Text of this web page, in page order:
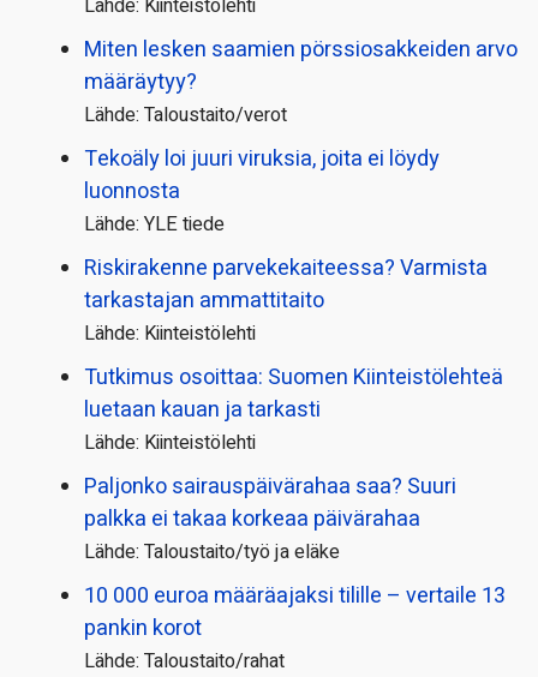
Lähde: Kiinteistölehti
Miten lesken saamien pörssi­osakkeiden arvo
määräytyy?
Lähde: Taloustaito/verot
Tekoäly loi juuri viruksia, joita ei löydy
luonnosta
Lähde: YLE tiede
Riskirakenne parvekekaiteessa? Varmista
tarkastajan ammattitaito
Lähde: Kiinteistölehti
Tutkimus osoittaa: Suomen Kiinteistölehteä
luetaan kauan ja tarkasti
Lähde: Kiinteistölehti
Paljonko sairauspäivä­rahaa saa? Suuri
palkka ei takaa korkeaa päivärahaa
Lähde: Taloustaito/työ ja eläke
10 000 euroa määräajaksi tilille – vertaile 13
pankin korot
Lähde: Taloustaito/rahat